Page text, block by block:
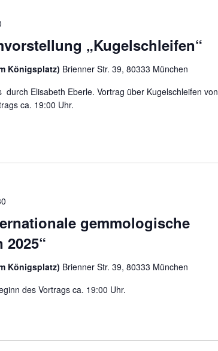
„Kugelschleifen“
Königsplatz) Brienner Str. 39, 80333 München
Elisabeth Eberle. Vortrag über Kugelschleifen von
ca. 19:00 Uhr.
gemmologische
Königsplatz) Brienner Str. 39, 80333 München
des Vortrags ca. 19:00 Uhr.